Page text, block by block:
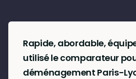
Rapide, abordable,
utilisé le comparateur
déménagement Paris-